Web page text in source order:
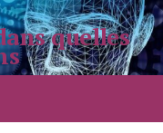
quelles